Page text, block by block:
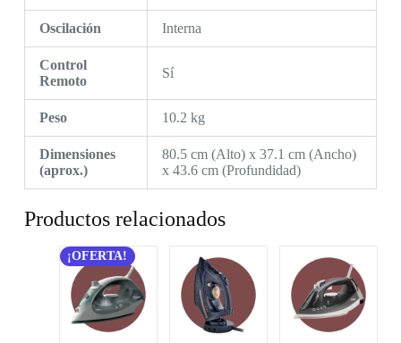
Oscilación Interna
Control
Remoto
Sí
Peso 10.2 kg
Dimensiones
(aprox.)
80.5 cm (Alto) x 37.1 cm (Ancho)
x 43.6 cm (Profundidad)
Productos relacionados
¡OFERTA!